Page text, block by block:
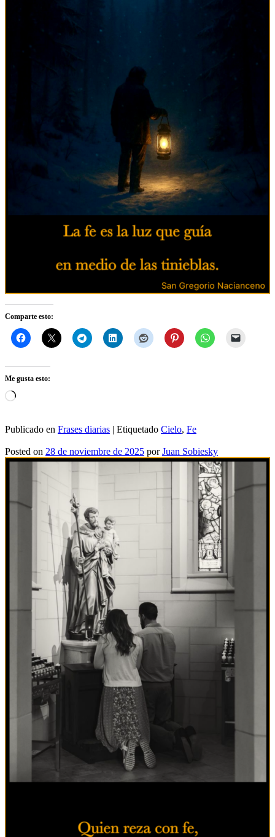
Comparte esto:
Me gusta esto:
Cargando...
Publicado en Frases diarias | Etiquetado Cielo, Fe
Posted on 28 de noviembre de 2025 porJuan Sobiesky